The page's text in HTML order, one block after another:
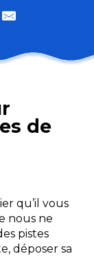
de
qu’il vous
nous ne
pistes
déposer sa